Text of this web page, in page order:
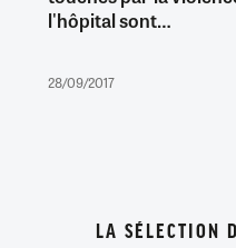
l'hôpital sont…
28/09/2017
LA SÉLECTION